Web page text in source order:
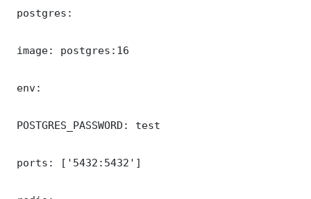
postgres:
image: postgres:16
env:
POSTGRES_PASSWORD: test
ports: ['5432:5432']